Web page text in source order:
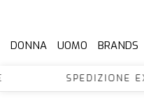
DONNA UOMO BRANDS
200€